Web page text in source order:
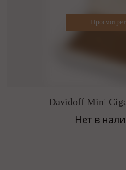
Davidoff Mini
Нет в